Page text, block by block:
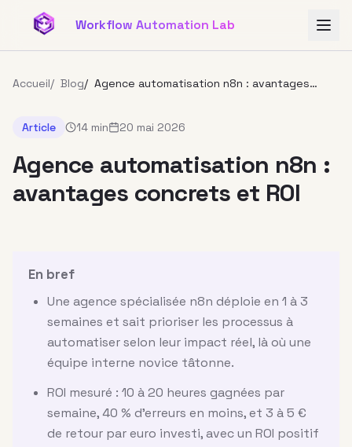
Aller au contenu principal
Workflow Automation Lab
Accueil/ Blog/ Agence automatisation n8n : avantages
Article
14 min 20 mai 2026
Agence automatisation n8n :
avantages concrets et ROI
En bref
Une agence spécialisée n8n déploie en 1 à 3
semaines et sait prioriser les processus à
automatiser selon leur impact réel, là où une
équipe interne novice tâtonne.
ROI mesuré : 10 à 20 heures gagnées par
semaine, 40 % d’erreurs en moins, et 3 à 5 €
de retour par euro investi, avec un ROI positif